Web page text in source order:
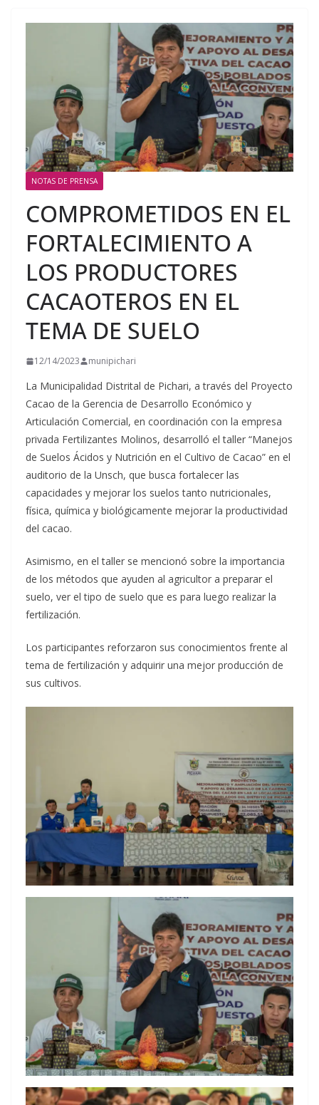
NOTAS DE PRENSA
COMPROMETIDOS EN EL
FORTALECIMIENTO A
LOS PRODUCTORES
CACAOTEROS EN EL
TEMA DE SUELO
12/14/2023 munipichari
La Municipalidad Distrital de Pichari, a través del Proyecto
Cacao de la Gerencia de Desarrollo Económico y
Articulación Comercial, en coordinación con la empresa
privada Fertilizantes Molinos, desarrolló el taller “Manejos
de Suelos Ácidos y Nutrición en el Cultivo de Cacao” en el
auditorio de la Unsch, que busca fortalecer las
capacidades y mejorar los suelos tanto nutricionales,
física, química y biológicamente mejorar la productividad
del cacao.
Asimismo, en el taller se mencionó sobre la importancia
de los métodos que ayuden al agricultor a preparar el
suelo, ver el tipo de suelo que es para luego realizar la
fertilización.
Los participantes reforzaron sus conocimientos frente al
tema de fertilización y adquirir una mejor producción de
sus cultivos.